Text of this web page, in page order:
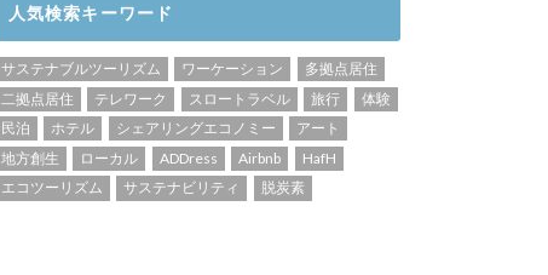
人気検索キーワード
サステナブルツーリズム ワーケーション
多拠点居住
二拠点居住
テレワーク スロートラベル 旅行
体験
民泊
ホテル シェアリングエコノミー
アート
地方創生
ローカル ADDress Airbnb
HafH
エコツーリズム
サステナビリティ 脱炭素